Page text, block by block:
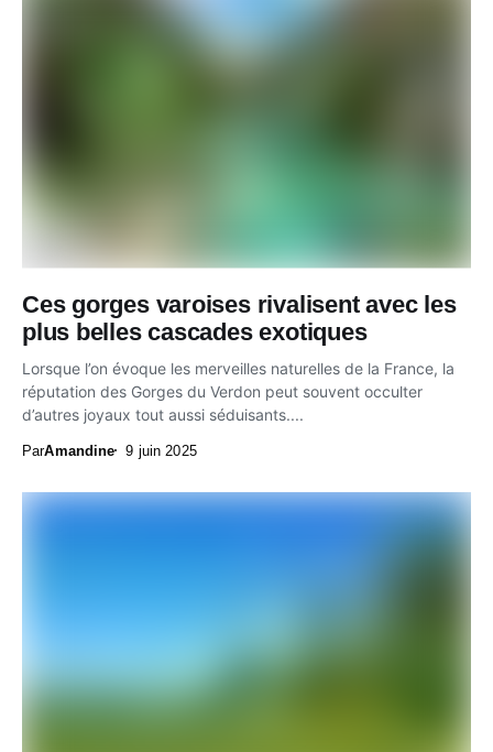
Ces gorges varoises rivalisent avec les
plus belles cascades exotiques
Lorsque l’on évoque les merveilles naturelles de la France, la
réputation des Gorges du Verdon peut souvent occulter
d’autres joyaux tout aussi séduisants....
ParAmandine 9 juin 2025